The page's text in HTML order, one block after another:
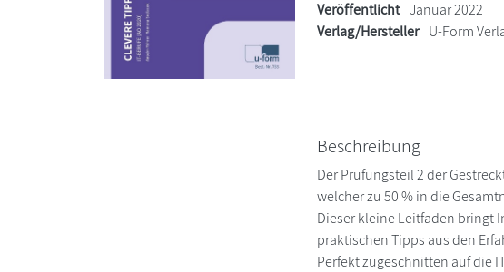
Veröffentlicht Januar 2022
Verlag/Hersteller U-Form
Beschreibung
Der Prüfungsteil 2 der
welcher zu 50 % in die
Dieser kleine Leitfaden bringt
praktischen Tipps aus den
Perfekt zugeschnitten auf die